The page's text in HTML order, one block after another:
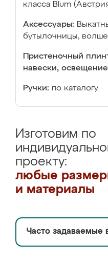
класса Blum
Аксессуары:
бутылочницы,
Пристеночный
навески,
Ручки: по каталогу
Изготовим по
проекту:
любые
и материалы
Часто задаваемые